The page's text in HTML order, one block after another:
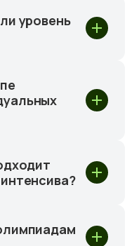
уровень